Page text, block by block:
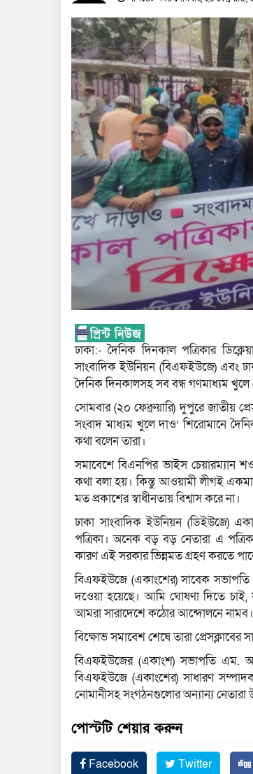
ঢাকা:- দৈনিক দিনকাল পত্রিকার
সাংবাদিক ইউনিয়ন (বিএফইউজে) এবং
দৈনিক দিনকালসহ সব বন্ধ গণমাধ্যম খুলে
সোমবার (২০ ফেব্রুয়ারি) দুপুরে জাতীয়
সংবাদ মাধ্যম খুলে দাও’ শিরোমানে
কথা বলেন তারা।
সমাবেশে বিএনপির ভাইস চেয়ারম্যান
কথা বলা হয়। কিন্তু আওয়ামী লীগই
মত প্রকাশের স্বাধীনতায় বিশ্বাস করে না।
ঢাকা সাংবাদিক ইউনিয়ন (ডিইউজে)
পত্রিকা। অনেক বড় বড় নেতারা এ
কারণ এই সরকার ভিন্নমত গ্রহণ করতে
বিএফইউজে (একাংশের) সাবেক
দওেয়া হয়েছে। আমি ঘোষণা দিতে চাই,
আমরা সারাদেশে কঠোর আন্দোলনে নামব।
বিক্ষোভ সমাবেশ শেষে তারা
বিএফইউজের (একাংশ) সভাপতি এম.
বিএফইউজে (একাংশের) সাধারণ
নোমানীসহ সংগঠনগুলোর অন্যান্য নেতারা
পোস্টটি শেয়ার করুন
Facebook Twitter